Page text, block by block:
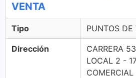
VENTA
Tipo PUNTOS DE
Dirección
CARRERA
LOCAL 2 -